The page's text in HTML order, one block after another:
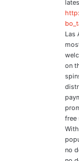
Las
on
free
no